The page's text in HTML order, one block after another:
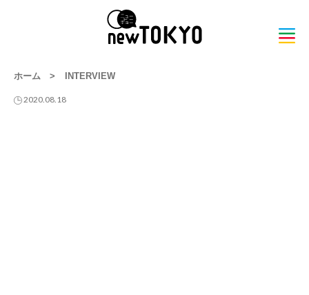
ホーム > INTERVIEW
2020.08.18